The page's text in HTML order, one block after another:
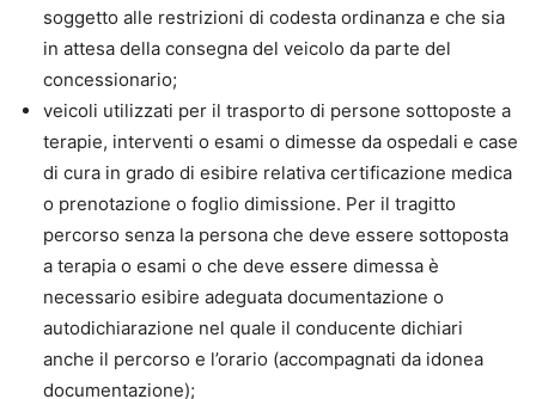
soggetto alle restrizioni di codesta ordinanza e che sia
in attesa della consegna del veicolo da parte del
concessionario;
veicoli utilizzati per il trasporto di persone sottoposte a
terapie, interventi o esami o dimesse da ospedali e case
di cura in grado di esibire relativa certificazione medica
o prenotazione o foglio dimissione. Per il tragitto
percorso senza la persona che deve essere sottoposta
a terapia o esami o che deve essere dimessa è
necessario esibire adeguata documentazione o
autodichiarazione nel quale il conducente dichiari
anche il percorso e l’orario (accompagnati da idonea
documentazione);